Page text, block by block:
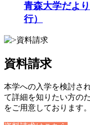
青森大学だよ
行）
資料請求
本学への入学を検討さ
て詳細を知りたい方の
をご用意しております。